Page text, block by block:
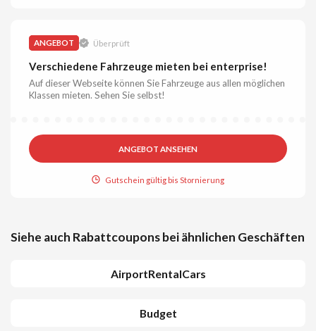
ANGEBOT Überprüft
Verschiedene Fahrzeuge mieten bei enterprise!
Auf dieser Webseite können Sie Fahrzeuge aus allen möglichen
Klassen mieten. Sehen Sie selbst!
ANGEBOT ANSEHEN
Gutschein gültig bis Stornierung
Siehe auch Rabattcoupons bei ähnlichen Geschäften
AirportRentalCars
Budget